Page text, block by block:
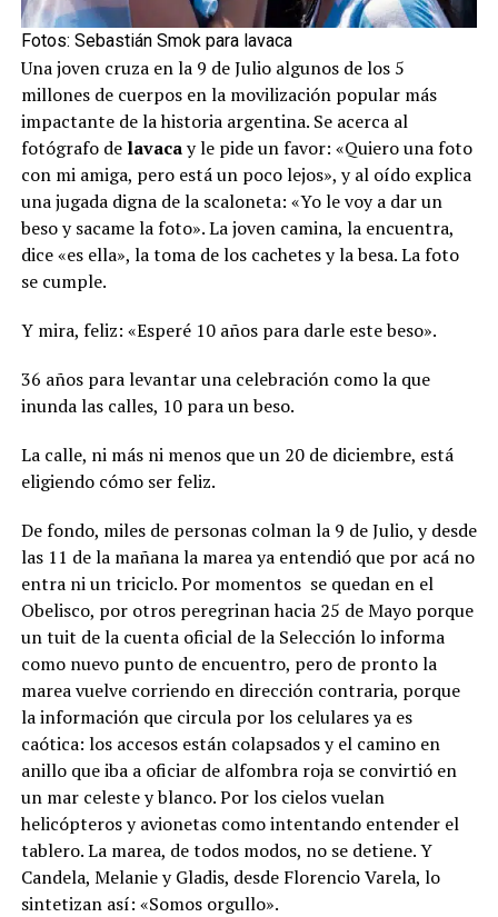
Fotos: Sebastián Smok para lavaca
Una joven cruza en la 9 de Julio algunos de los 5
millones de cuerpos en la movilización popular más
impactante de la historia argentina. Se acerca al
fotógrafo de lavacay le pide un favor: «Quiero una foto
con mi amiga, pero está un poco lejos», y al oído explica
una jugada digna de la scaloneta: «Yo le voy a dar un
beso y sacame la foto». La joven camina, la encuentra,
dice «es ella», la toma de los cachetes y la besa. La foto
se cumple.
Y mira, feliz: «Esperé 10 años para darle este beso».
36 años para levantar una celebración como la que
inunda las calles, 10 para un beso.
La calle, ni más ni menos que un 20 de diciembre, está
eligiendo cómo ser feliz.
De fondo, miles de personas colman la 9 de Julio, y desde
las 11 de la mañana la marea ya entendió que por acá no
entra ni un triciclo. Por momentos se quedan en el
Obelisco, por otros peregrinan hacia 25 de Mayo porque
un tuit de la cuenta oficial de la Selección lo informa
como nuevo punto de encuentro, pero de pronto la
marea vuelve corriendo en dirección contraria, porque
la información que circula por los celulares ya es
caótica: los accesos están colapsados y el camino en
anillo que iba a oficiar de alfombra roja se convirtió en
un mar celeste y blanco. Por los cielos vuelan
helicópteros y avionetas como intentando entender el
tablero. La marea, de todos modos, no se detiene. Y
Candela, Melanie y Gladis, desde Florencio Varela, lo
sintetizan así: «Somos orgullo».